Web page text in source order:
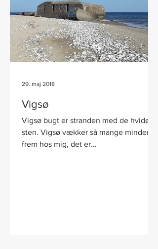
Vigsø
Vigsø bugt er stranden med de hvide
sten. Vigsø vækker så mange minder
frem hos mig, det er
29. maj 2018